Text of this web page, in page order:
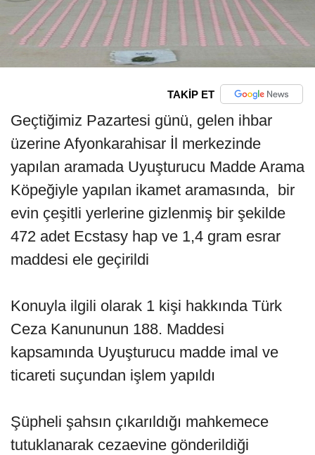
TAKİP ET
Geçtiğimiz Pazartesi günü, gelen ihbar
üzerine Afyonkarahisar İl merkezinde
yapılan aramada Uyuşturucu Madde Arama
Köpeğiyle yapılan ikamet aramasında, bir
evin çeşitli yerlerine gizlenmiş bir şekilde
472 adet Ecstasy hap ve 1,4 gram esrar
maddesi ele geçirildi
Konuyla ilgili olarak 1 kişi hakkında Türk
Ceza Kanununun 188. Maddesi
kapsamında Uyuşturucu madde imal ve
ticareti suçundan işlem yapıldı
Şüpheli şahsın çıkarıldığı mahkemece
tutuklanarak cezaevine gönderildiği